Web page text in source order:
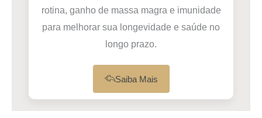
rotina, ganho de massa magra e imunidade
para melhorar sua longevidade e saúde no
longo prazo.
Saiba Mais